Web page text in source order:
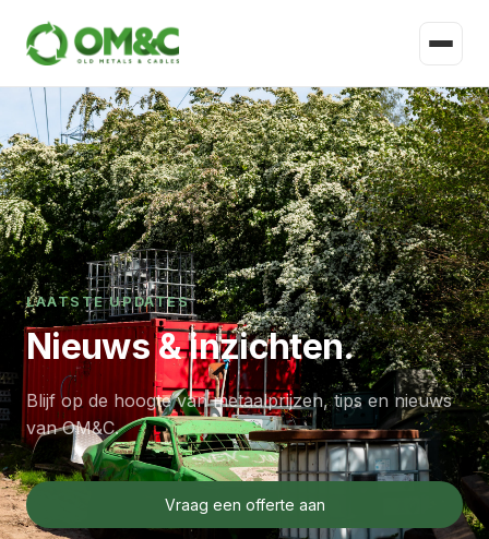
LAATSTE UPDATES
Nieuws & inzichten.
Blijf op de hoogte van metaalprijzen, tips en nieuws
van OM&C.
Vraag een offerte aan